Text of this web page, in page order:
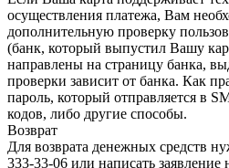
осуществления платежа, Вам
дополнительную проверку
(банк, который выпустил Вашу
направлены на страницу банка,
проверки зависит от банка. Как
пароль, который отправляется в
кодов, либо другие способы.
Возврат
Для возврата денежных средств
333-33-06 или написать заявление